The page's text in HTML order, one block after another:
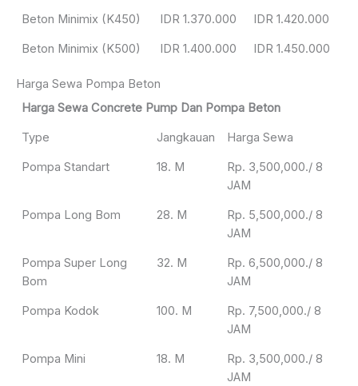
Beton Minimix (K450) IDR 1.370.000 IDR 1.420.000
Beton Minimix (K500) IDR 1.400.000 IDR 1.450.000
Harga Sewa Pompa Beton
Harga Sewa Concrete Pump Dan Pompa Beton
Type Jangkauan Harga Sewa
Pompa Standart 18. M
Rp. 3,500,000./ 8
JAM
Pompa Long Bom 28. M
Rp. 5,500,000./ 8
JAM
Pompa Super Long
Bom
32. M
Rp. 6,500,000./ 8
JAM
Pompa Kodok 100. M
Rp. 7,500,000./ 8
JAM
Pompa Mini 18. M
Rp. 3,500,000./ 8
JAM